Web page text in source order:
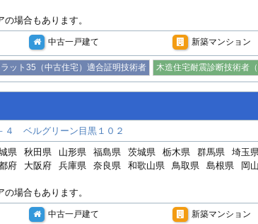
場合もあります。
中古一戸建て 新築マンション
ット35（中古住宅）適合証明技術者 木造住宅耐震診断技術者（
４ ベルグリーン目黒１０２
県 秋田県 山形県 福島県 茨城県 栃木県 群馬県 埼玉
府 大阪府 兵庫県 奈良県 和歌山県 鳥取県 島根県 岡
場合もあります。
中古一戸建て 新築マンション